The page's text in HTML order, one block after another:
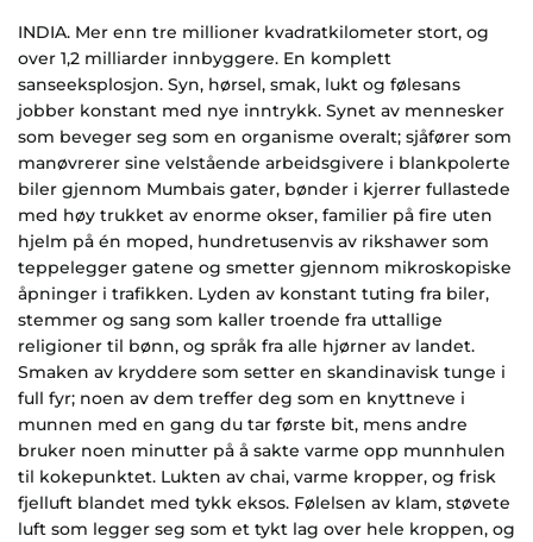
INDIA. Mer enn tre millioner kvadratkilometer stort, og
over 1,2 milliarder innbyggere. En komplett
sanseeksplosjon. Syn, hørsel, smak, lukt og følesans
jobber konstant med nye inntrykk. Synet av mennesker
som beveger seg som en organisme overalt; sjåfører som
manøvrerer sine velstående arbeidsgivere i blankpolerte
biler gjennom Mumbais gater, bønder i kjerrer fullastede
med høy trukket av enorme okser, familier på fire uten
hjelm på én moped, hundretusenvis av rikshawer som
teppelegger gatene og smetter gjennom mikroskopiske
åpninger i trafikken. Lyden av konstant tuting fra biler,
stemmer og sang som kaller troende fra uttallige
religioner til bønn, og språk fra alle hjørner av landet.
Smaken av kryddere som setter en skandinavisk tunge i
full fyr; noen av dem treffer deg som en knyttneve i
munnen med en gang du tar første bit, mens andre
bruker noen minutter på å sakte varme opp munnhulen
til kokepunktet. Lukten av chai, varme kropper, og frisk
fjelluft blandet med tykk eksos. Følelsen av klam, støvete
luft som legger seg som et tykt lag over hele kroppen, og